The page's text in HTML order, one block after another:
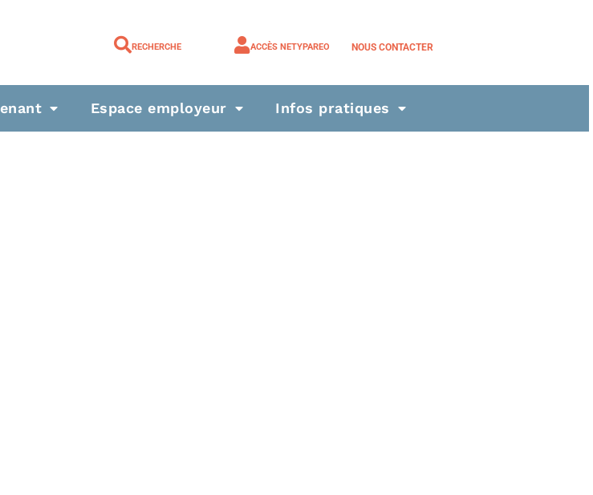
RECHERCHE ACCÈS NETYPAREO NOUS CONTACTER
Espace employeur Infos pratiques